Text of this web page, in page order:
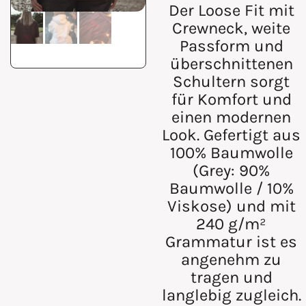
Der Loose Fitmit
Crewneck, weite
Passform und
überschnittenen
Schultern sorgt
für Komfort und
einen modernen
Look. Gefertigt aus
100% Baumwolle
(Grey: 90%
Baumwolle / 10%
Viskose) und mit
240 g/m²
Grammatur ist es
angenehm zu
tragen und
langlebig zugleich.